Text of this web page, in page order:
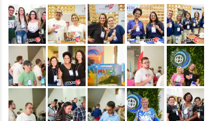
&nbsp; &nbsp; &nbsp; &nbsp; &nbsp;
&nbsp; &nbsp; &nbsp; &nbsp; &nbsp;
&nbsp; &nbsp; &nbsp; &nbsp; &nbsp;